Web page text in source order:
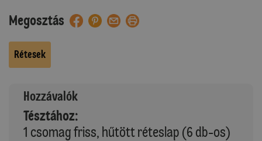
Megosztás
Rétesek
Hozzávalók
Tésztához:
1 csomag friss, hűtött réteslap (6 db-os)